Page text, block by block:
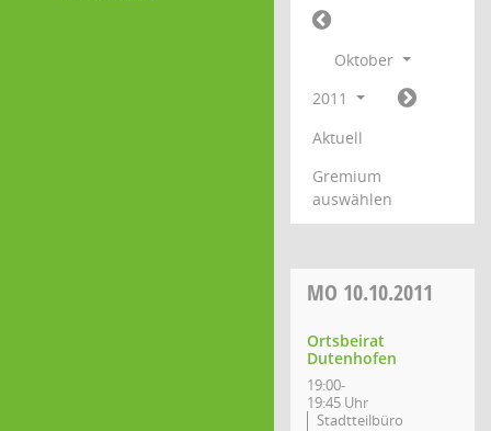
Oktober
2011
Aktuell
Gremium
auswählen
MO 10.10.2011
Ortsbeirat
Dutenhofen
19:00-
19:45 Uhr
Stadtteilbüro